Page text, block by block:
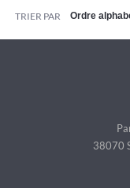
TRIER PAR
38070